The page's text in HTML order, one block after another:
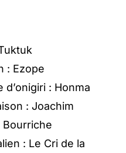
: Ezope
d’onigiri : Honma
: Joachim
Bourriche
: Le Cri de la